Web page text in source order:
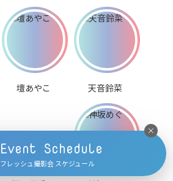
壇あやこ 天音鈴菜
Event Schedule
フレッシュ撮影会 スケジュール